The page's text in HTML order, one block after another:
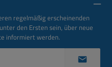
regelmäßig erscheinenden
den Ersten sein, über neue
informiert werden.